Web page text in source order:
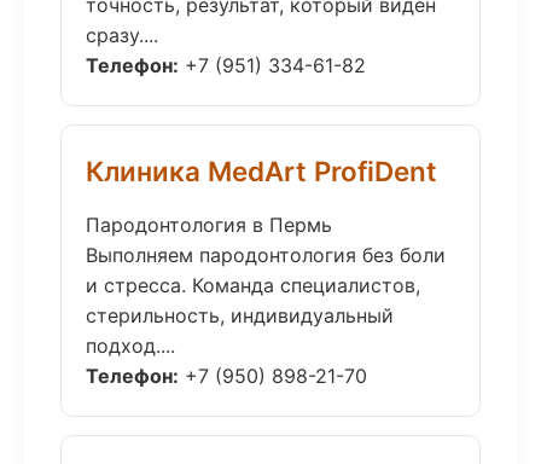
точность, результат, который виден
сразу....
Телефон: +7 (951) 334-61-82
Клиника MedArt ProfiDent
Пародонтология в Пермь
Выполняем пародонтология без боли
и стресса. Команда специалистов,
стерильность, индивидуальный
подход....
Телефон: +7 (950) 898-21-70